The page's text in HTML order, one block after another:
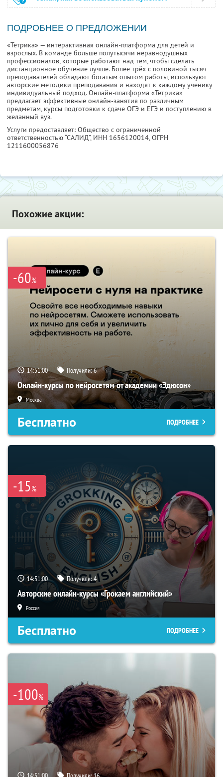
ПОДРОБНЕЕ О ПРЕДЛОЖЕНИИ
«Тетрика» — интерактивная онлайн-платформа для детей и
взрослых. В команде больше полутысячи неравнодушных
профессионалов, которые работают над тем, чтобы сделать
дистанционное обучение лучше. Более трёх с половиной тысяч
преподавателей обладают богатым опытом работы, используют
авторские методики преподавания и находят к каждому ученику
индивидуальный подход. Онлайн-платформа «Тетрика»
предлагает эффективные онлайн-занятия по различным
предметам, курсы подготовки к сдаче ОГЭ и ЕГЭ и поступлению в
желанный вуз.
Услуги предоставляет: Общество с ограниченной
ответственностью “САЛИД”, ИНН 1656120014, ОГРН
1211600056876
Похожие акции:
-60%
14:50:59 Получили:6
Онлайн-курсы по нейросетям от академии «Эдюсон»
Москва
Бесплатно ПОДРОБНЕЕ
-15%
14:50:59 Получили:4
Авторские онлайн-курсы «Грокаем английский»
Россия
Бесплатно ПОДРОБНЕЕ
-100%